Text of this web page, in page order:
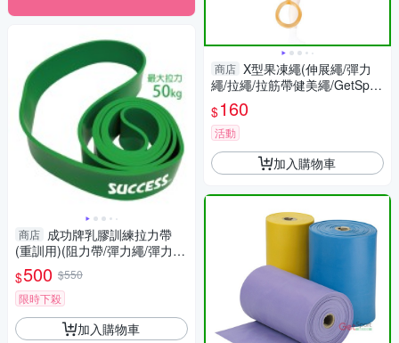
商店 成功牌乳膠訓練拉力帶
(重訓用)(阻力帶/彈力繩/彈力
圈/環狀抗力帶)
$500 $550
限時下殺
加入購物車
商店 X型果凍繩(伸展繩/彈力
繩/拉繩/拉筋帶健美繩/GetSpor
$160
活動
加入購物車